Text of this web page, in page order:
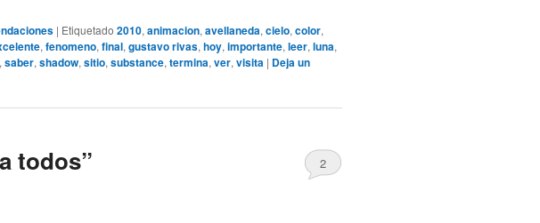
| Etiquetado 2010, animacion, avellaneda, cielo, color,
, fenomeno, final, gustavo rivas, hoy, importante, leer, luna,
, saber, shadow, sitio, substance, termina, ver, visita | Deja un
todos” 2